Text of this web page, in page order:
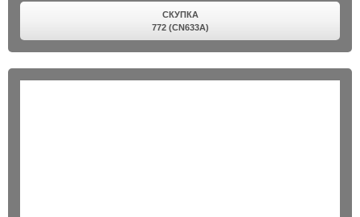
СКУПКА
772 (CN633A)